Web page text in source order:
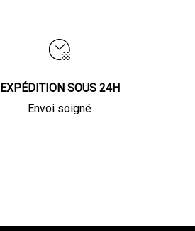
EXPÉDITION SOUS 24H
Envoi soigné